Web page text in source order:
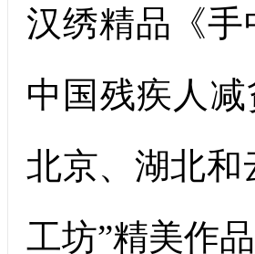
汉绣精品《
中国残疾人
北京、湖北和
工坊”精美作品